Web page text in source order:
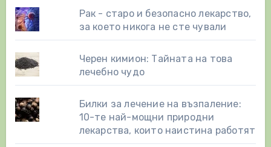
Рак - старо и безопасно лекарство,
за което никога не сте чували
Черен кимион: Тайната на това
лечебно чудо
Билки за лечение на възпаление:
10-те най-мощни природни
лекарства, които наистина работят